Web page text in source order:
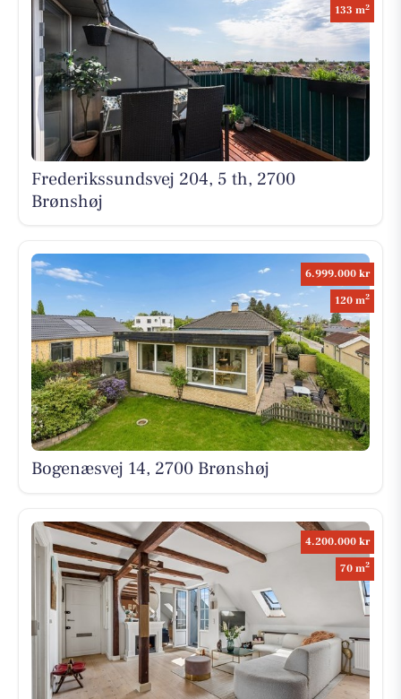
133 m2
Frederikssundsvej 204, 5 th, 2700
Brønshøj
6.999.000 kr
120 m2
Bogenæsvej 14, 2700 Brønshøj
4.200.000 kr
70 m2